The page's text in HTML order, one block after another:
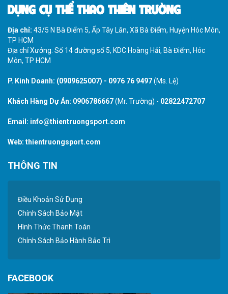
DỤNG CỤ THỂ THAO THIÊN TRƯỜNG
Địa chỉ: 43/5 N Bà Điểm 5, Ấp Tây Lân, Xã Bà Điểm, Huyện Hóc Môn,
TP HCM
Địa chỉ Xưởng: Số 14 đường số 5, KDC Hoàng Hải, Bà Điểm, Hóc
Môn, TP HCM
P. Kinh Doanh: (0909625007) - 0976 76 9497(Ms. Lệ)
Khách Hàng Dự Án: 0906786667(Mr. Trường) - 02822472707
Email: info@thientruongsport.com
Web: thientruongsport.com
THÔNG TIN
Điều Khoản Sử Dụng
Chính Sách Bảo Mật
Hình Thức Thanh Toán
Chính Sách Bảo Hành Bảo Trì
FACEBOOK